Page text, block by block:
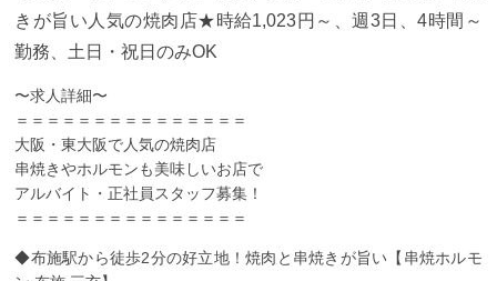
きが旨い人気の焼肉店★時給1,023円～、週3日、4時間～
勤務、土日・祝日のみOK
〜求人詳細〜
＝＝＝＝＝＝＝＝＝＝＝＝＝＝＝
大阪・東大阪で人気の焼肉店
串焼きやホルモンも美味しいお店で
アルバイト・正社員スタッフ募集！
＝＝＝＝＝＝＝＝＝＝＝＝＝＝＝
◆布施駅から徒歩2分の好立地！焼肉と串焼きが旨い【串焼ホルモ